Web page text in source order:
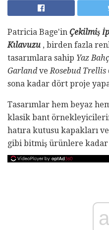
Patricia Bage'in Çekilmiş
Kılavuzu , birden fazla
tasarımlara sahip Yaz
Garlandve Rosebud Trellis
sona kadar dört proje
Tasarımlar hem beyaz
klasik bant
hatıra kutusu kapakları
gibi bitmiş ürünlere kadar